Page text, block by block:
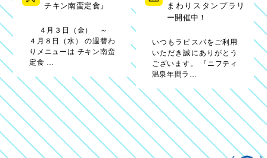
チキン南蛮定食』
４月３日（金） ～
４月８日（水） の週替わ
りメニューは チキン南蛮
定食 …
まわりスタンプラリ
ー開催中！
いつもラピスパをご利用
いただき誠にありがとう
ございます。 『ニフティ
温泉年間ラ…